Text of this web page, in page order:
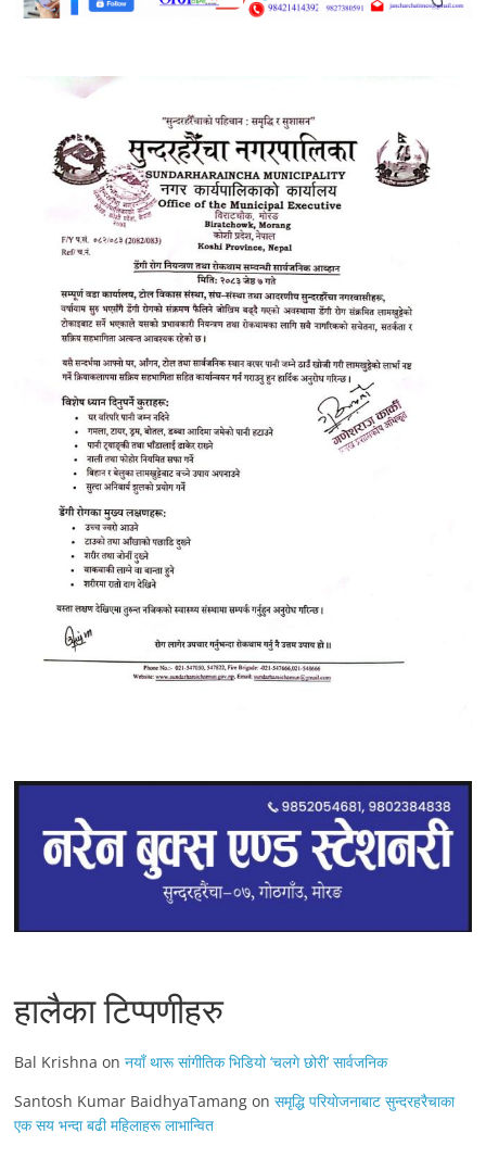
हालैका टिप्पणीहरु
Bal Krishna onनयाँ थारू सांगीतिक भिडियो ‘चलगे छोरी’ सार्वजनिक
Santosh Kumar BaidhyaTamang onसमृद्धि परियाेजनाबाट सुन्दरहरैचाका
एक सय भन्दा बढी महिलाहरू लाभान्वित